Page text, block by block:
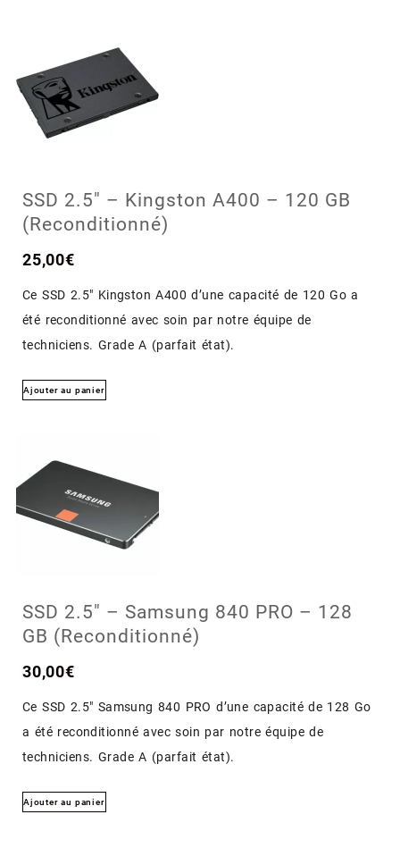
SSD 2.5″ – Kingston A400 – 120 GB
(Reconditionné)
25,00€
Ce SSD 2.5″ Kingston A400 d’une capacité de 120 Go a
été reconditionné avec soin par notre équipe de
techniciens. Grade A (parfait état).
Ajouter au panier
SSD 2.5″ – Samsung 840 PRO – 128
GB (Reconditionné)
30,00€
Ce SSD 2.5″ Samsung 840 PRO d’une capacité de 128 Go
a été reconditionné avec soin par notre équipe de
techniciens. Grade A (parfait état).
Ajouter au panier